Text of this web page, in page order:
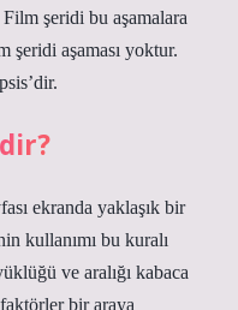
şeridi bu aşamalara
şeridi aşaması yoktur.
ekranda yaklaşık bir
kullanımı bu kuralı
ve aralığı kabaca
bir araya